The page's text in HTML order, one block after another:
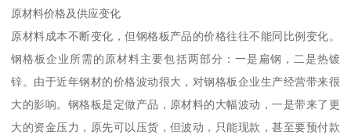
原材料价格及供应变化
原材料成本不断变化，但钢格板产品的价格往往不能同比例变化。
钢格板企业所需的原材料主要包括两部分：一是扁钢，二是热镀
锌。由于近年钢材的价格波动很大，对钢格板企业生产经营带来很
大的影响。钢格板是定做产品，原材料的大幅波动，一是带来了更
大的资金压力，原先可以压货，但波动，只能现款，甚至要预付款